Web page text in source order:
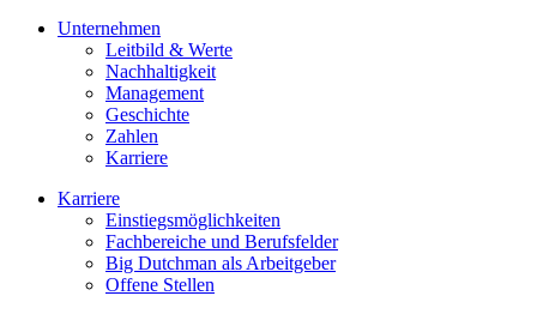
Unternehmen
Leitbild & Werte
Nachhaltigkeit
Management
Geschichte
Zahlen
Karriere
Karriere
Einstiegsmöglichkeiten
Fachbereiche und Berufsfelder
Big Dutchman als Arbeitgeber
Offene Stellen